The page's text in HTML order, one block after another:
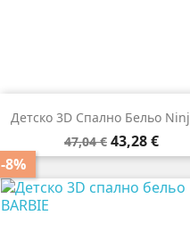
Детско 3D Спално Бельо
Редовна
цена
47,04 €
-8%
Цена
43,28 €